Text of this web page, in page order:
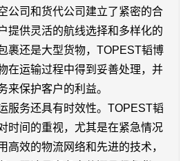
公司和货代公司建立了紧密的合
提供灵活的航线选择和多样化的
裹还是大型货物，TOPEST韬博
在运输过程中得到妥善处理，并
来保护客户的利益。
服务还具有时效性。TOPEST韬
时间的重视，尤其是在紧急情况
高效的物流网络和先进的技术，